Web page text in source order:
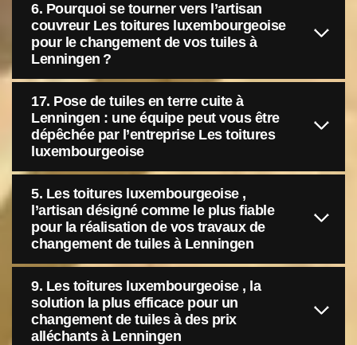
6. Pourquoi se tourner vers l’artisan
couvreur Les toitures luxembourgeoise
pour le changement de vos tuiles à
Lenningen ?
17. Pose de tuiles en terre cuite à
Lenningen : une équipe peut vous être
dépêchée par l’entreprise Les toitures
luxembourgeoise
5. Les toitures luxembourgeoise ,
l’artisan désigné comme le plus fiable
pour la réalisation de vos travaux de
changement de tuiles à Lenningen
9. Les toitures luxembourgeoise , la
solution la plus efficace pour un
changement de tuiles à des prix
alléchants à Lenningen